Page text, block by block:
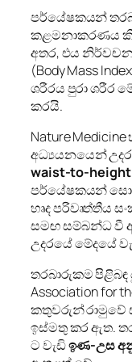
පර්යේෂකයන්
කළමනාකරණය
අතර, එය
(Body Mass
ශරීරය පුරා ශරීර
කරයි.
Nature
අධ්‍යයනයෙන්
waist-to-
පර්යේෂකයන්
හෘද පරිවෘත්තීය
සමඟ සම්බන්ධ වී
උදරයේ මේදයේ
තරබාරුකම පිළිබඳ
Association for
කතුවරුන් රාමුවේ
ඉස්මතු කර ඇත.
ට වැඩිඉණ-උස